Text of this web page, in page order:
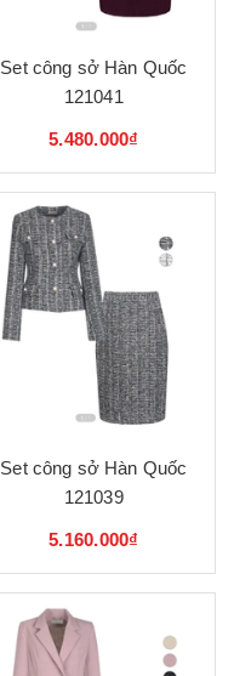
Set công sở Hàn Quốc
121041
5.480.000₫
Set công sở Hàn Quốc
121039
5.160.000₫